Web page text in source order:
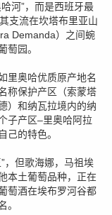
河”，而是西班牙最
支流在坎塔布里亚山
Demanda）之间蜿
萄园。
里奥哈优质原产地名
称保护产区（索蒙塔
）和纳瓦拉境内的纳
子产区–里奥哈阿拉
己的特色。
，但歌海娜，马祖埃
本土葡萄品种，正在
萄酒在埃布罗河谷都
。